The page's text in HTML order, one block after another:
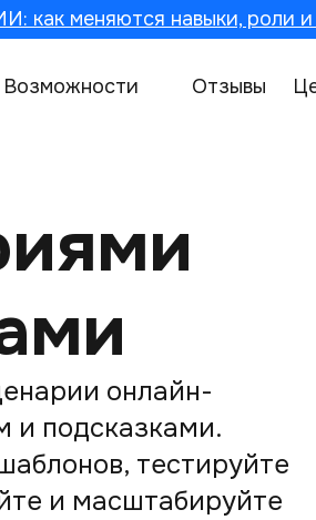
как меняются навыки,
Возможности Отзывы
онлайн-
и подсказками.
тестируйте
и масштабируйте